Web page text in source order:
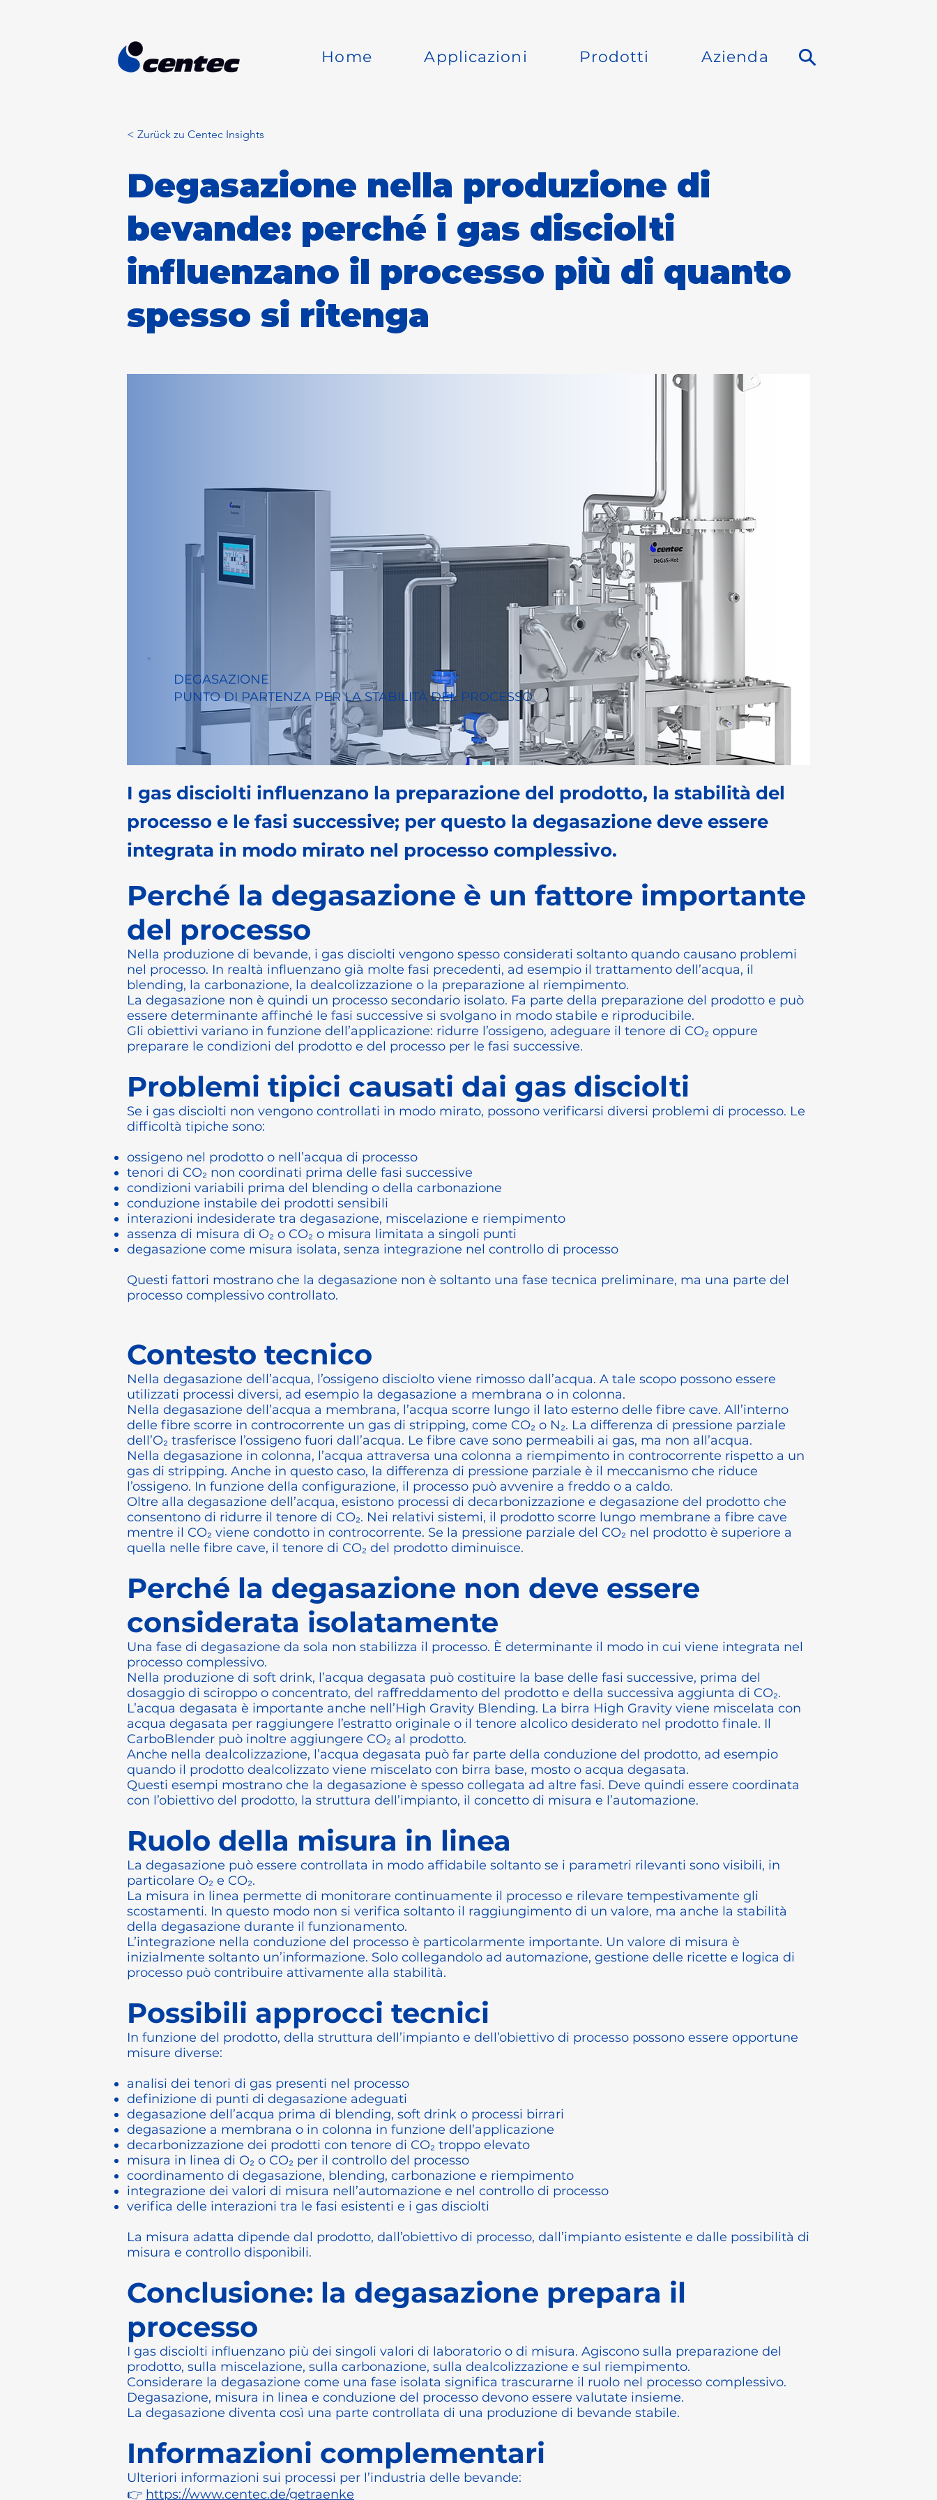
Home Applicazioni Prodotti Azienda
< Zurück zu Centec Insights
Degasazione nella produzione di
bevande: perché i gas disciolti
influenzano il processo più di quanto
spesso si ritenga
DEGASAZIONE
PUNTO DI PARTENZA PER LA STABILITÀ DEL PROCESSO
I gas disciolti influenzano la preparazione del prodotto, la stabilità del
processo e le fasi successive; per questo la degasazione deve essere
integrata in modo mirato nel processo complessivo.
Perché la degasazione è un fattore importante
del processo
Nella produzione di bevande, i gas disciolti vengono spesso considerati soltanto quando causano problemi
nel processo. In realtà influenzano già molte fasi precedenti, ad esempio il trattamento dell’acqua, il
blending, la carbonazione, la dealcolizzazione o la preparazione al riempimento.
La degasazione non è quindi un processo secondario isolato. Fa parte della preparazione del prodotto e può
essere determinante affinché le fasi successive si svolgano in modo stabile e riproducibile.
Gli obiettivi variano in funzione dell’applicazione: ridurre l’ossigeno, adeguare il tenore di CO₂ oppure
preparare le condizioni del prodotto e del processo per le fasi successive.
Problemi tipici causati dai gas disciolti
Se i gas disciolti non vengono controllati in modo mirato, possono verificarsi diversi problemi di processo. Le
difficoltà tipiche sono:
ossigeno nel prodotto o nell’acqua di processo
tenori di CO₂ non coordinati prima delle fasi successive
condizioni variabili prima del blending o della carbonazione
conduzione instabile dei prodotti sensibili
interazioni indesiderate tra degasazione, miscelazione e riempimento
assenza di misura di O₂ o CO₂ o misura limitata a singoli punti
degasazione come misura isolata, senza integrazione nel controllo di processo
Questi fattori mostrano che la degasazione non è soltanto una fase tecnica preliminare, ma una parte del
processo complessivo controllato.
Contesto tecnico
Nella degasazione dell’acqua, l’ossigeno disciolto viene rimosso dall’acqua. A tale scopo possono essere
utilizzati processi diversi, ad esempio la degasazione a membrana o in colonna.
Nella degasazione dell’acqua a membrana, l’acqua scorre lungo il lato esterno delle fibre cave. All’interno
delle fibre scorre in controcorrente un gas di stripping, come CO₂ o N₂. La differenza di pressione parziale
dell’O₂ trasferisce l’ossigeno fuori dall’acqua. Le fibre cave sono permeabili ai gas, ma non all’acqua.
Nella degasazione in colonna, l’acqua attraversa una colonna a riempimento in controcorrente rispetto a un
gas di stripping. Anche in questo caso, la differenza di pressione parziale è il meccanismo che riduce
l’ossigeno. In funzione della configurazione, il processo può avvenire a freddo o a caldo.
Oltre alla degasazione dell’acqua, esistono processi di decarbonizzazione e degasazione del prodotto che
consentono di ridurre il tenore di CO₂. Nei relativi sistemi, il prodotto scorre lungo membrane a fibre cave
mentre il CO₂ viene condotto in controcorrente. Se la pressione parziale del CO₂ nel prodotto è superiore a
quella nelle fibre cave, il tenore di CO₂ del prodotto diminuisce.
Perché la degasazione non deve essere
considerata isolatamente
Una fase di degasazione da sola non stabilizza il processo. È determinante il modo in cui viene integrata nel
processo complessivo.
Nella produzione di soft drink, l’acqua degasata può costituire la base delle fasi successive, prima del
dosaggio di sciroppo o concentrato, del raffreddamento del prodotto e della successiva aggiunta di CO₂.
L’acqua degasata è importante anche nell’High Gravity Blending. La birra High Gravity viene miscelata con
acqua degasata per raggiungere l’estratto originale o il tenore alcolico desiderato nel prodotto finale. Il
CarboBlender può inoltre aggiungere CO₂ al prodotto.
Anche nella dealcolizzazione, l’acqua degasata può far parte della conduzione del prodotto, ad esempio
quando il prodotto dealcolizzato viene miscelato con birra base, mosto o acqua degasata.
Questi esempi mostrano che la degasazione è spesso collegata ad altre fasi. Deve quindi essere coordinata
con l’obiettivo del prodotto, la struttura dell’impianto, il concetto di misura e l’automazione.
Ruolo della misura in linea
La degasazione può essere controllata in modo affidabile soltanto se i parametri rilevanti sono visibili, in
particolare O₂ e CO₂.
La misura in linea permette di monitorare continuamente il processo e rilevare tempestivamente gli
scostamenti. In questo modo non si verifica soltanto il raggiungimento di un valore, ma anche la stabilità
della degasazione durante il funzionamento.
L’integrazione nella conduzione del processo è particolarmente importante. Un valore di misura è
inizialmente soltanto un’informazione. Solo collegandolo ad automazione, gestione delle ricette e logica di
processo può contribuire attivamente alla stabilità.
Possibili approcci tecnici
In funzione del prodotto, della struttura dell’impianto e dell’obiettivo di processo possono essere opportune
misure diverse:
analisi dei tenori di gas presenti nel processo
definizione di punti di degasazione adeguati
degasazione dell’acqua prima di blending, soft drink o processi birrari
degasazione a membrana o in colonna in funzione dell’applicazione
decarbonizzazione dei prodotti con tenore di CO₂ troppo elevato
misura in linea di O₂ o CO₂ per il controllo del processo
coordinamento di degasazione, blending, carbonazione e riempimento
integrazione dei valori di misura nell’automazione e nel controllo di processo
verifica delle interazioni tra le fasi esistenti e i gas disciolti
La misura adatta dipende dal prodotto, dall’obiettivo di processo, dall’impianto esistente e dalle possibilità di
misura e controllo disponibili.
Conclusione: la degasazione prepara il
processo
I gas disciolti influenzano più dei singoli valori di laboratorio o di misura. Agiscono sulla preparazione del
prodotto, sulla miscelazione, sulla carbonazione, sulla dealcolizzazione e sul riempimento.
Considerare la degasazione come una fase isolata significa trascurarne il ruolo nel processo complessivo.
Degasazione, misura in linea e conduzione del processo devono essere valutate insieme.
La degasazione diventa così una parte controllata di una produzione di bevande stabile.
Informazioni complementari
Ulteriori informazioni sui processi per l’industria delle bevande:
👉 https://www.centec.de/getraenke